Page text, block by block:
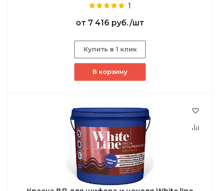
1
от 7 416 руб./шт
Купить в 1 клик
В корзину